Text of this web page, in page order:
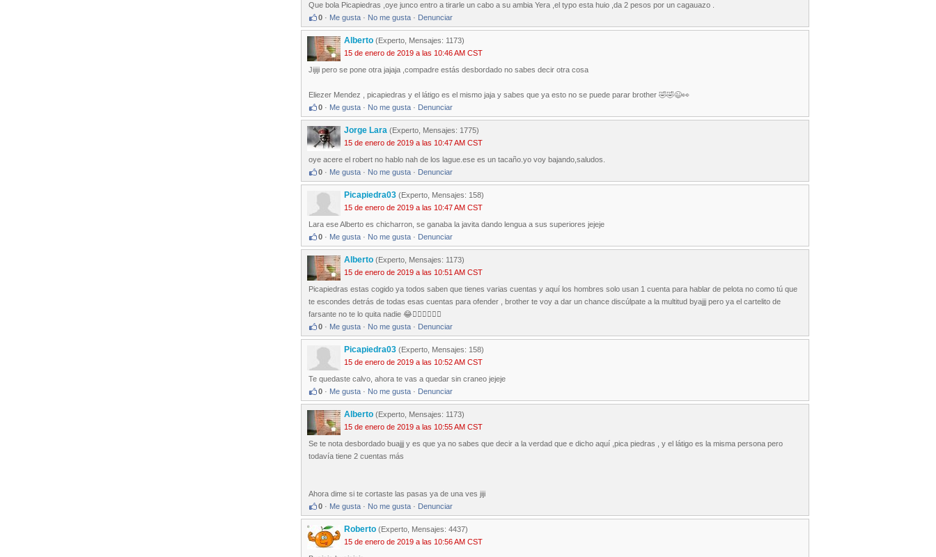
Que bola Picapiedras ,oye junco entro a tirarle un cabo a su ambia Yera ,el typo esta huio ,da 2 pesos por un cagauazo .
0 · Me gusta · No me gusta · Denunciar
Alberto (Experto, Mensajes: 1173)
15 de enero de 2019 a las 10:46 AM CST
Jijiji pero se pone otra jajaja ,compadre estás desbordado no sabes decir otra cosa
Eliezer Mendez , picapiedras y el látigo es el mismo jaja y sabes que ya esto no se puede parar brother 🤣🤣😉👀
0 · Me gusta · No me gusta · Denunciar
Jorge Lara (Experto, Mensajes: 1775)
15 de enero de 2019 a las 10:47 AM CST
oye acere el robert no hablo nah de los lague.ese es un tacaño.yo voy bajando,saludos.
0 · Me gusta · No me gusta · Denunciar
Picapiedra03 (Experto, Mensajes: 158)
15 de enero de 2019 a las 10:47 AM CST
Lara ese Alberto es chicharron, se ganaba la javita dando lengua a sus superiores jejeje
0 · Me gusta · No me gusta · Denunciar
Alberto (Experto, Mensajes: 1173)
15 de enero de 2019 a las 10:51 AM CST
Picapiedras estas cogido ya todos saben que tienes varias cuentas y aquí los hombres solo usan 1 cuenta para hablar de pelota no como tú que
te escondes detrás de todas esas cuentas para ofender , brother te voy a dar un chance discúlpate a la multitud byajjj pero ya el cartelito de
farsante no te lo quita nadie 😂🤦‍♂️🤦‍♂️🤦‍♂️
0 · Me gusta · No me gusta · Denunciar
Picapiedra03 (Experto, Mensajes: 158)
15 de enero de 2019 a las 10:52 AM CST
Te quedaste calvo, ahora te vas a quedar sin craneo jejeje
0 · Me gusta · No me gusta · Denunciar
Alberto (Experto, Mensajes: 1173)
15 de enero de 2019 a las 10:55 AM CST
Se te nota desbordado buajjj y es que ya no sabes que decir a la verdad que e dicho aquí ,pica piedras , y el látigo es la misma persona pero
todavía tiene 2 cuentas más
Ahora dime si te cortaste las pasas ya de una ves jiji
0 · Me gusta · No me gusta · Denunciar
Roberto (Experto, Mensajes: 4437)
15 de enero de 2019 a las 10:56 AM CST